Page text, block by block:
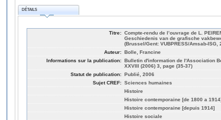
DÉTAILS
Titre: Compte-rendu de l’ouvrage de L.
Geschiedenis van de grafische
(Brussel/Gent: VUBPRESS/Amsab-ISG,
Auteur: Bolle, Francine
Informations sur la publication: Bulletin d'information de l'Association
XXVIII (2006) 3, page (35-37)
Statut de publication: Publié, 2006
Sujet CREF: Sciences humaines
Histoire
Histoire contemporaine [de 1800 a
Histoire contemporaine [depuis 1914]
Histoire sociale